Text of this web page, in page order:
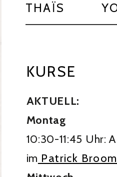
THAÏS
KURSE
AKTUELL:
Montag
10:30-11:45 Uhr:
im Patrick